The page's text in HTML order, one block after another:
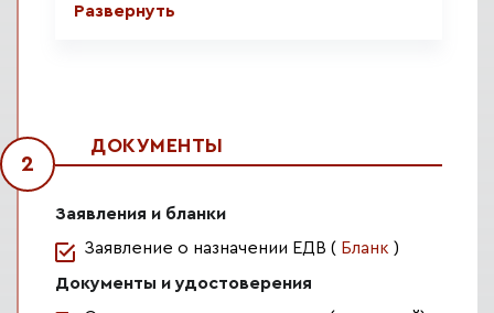
несовершеннолетних узников фашизма, лиц,
ЕДВ по нескольким основаниям в рамках
одному основанию, которое
предусматривает более высокий размер
выплаты.
Развернуть
2
ДОКУМЕНТЫ
Заявления и бланки
Заявление о назначении ЕДВ ( Бланк )
Документы и удостоверения